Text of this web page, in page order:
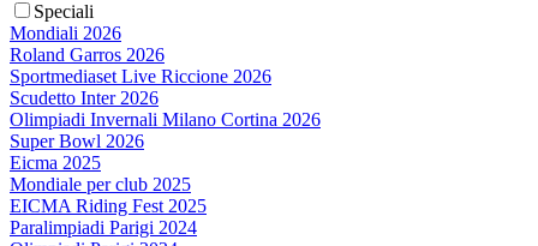
Speciali
Mondiali 2026
Roland Garros 2026
Sportmediaset Live Riccione 2026
Scudetto Inter 2026
Olimpiadi Invernali Milano Cortina 2026
Super Bowl 2026
Eicma 2025
Mondiale per club 2025
EICMA Riding Fest 2025
Paralimpiadi Parigi 2024